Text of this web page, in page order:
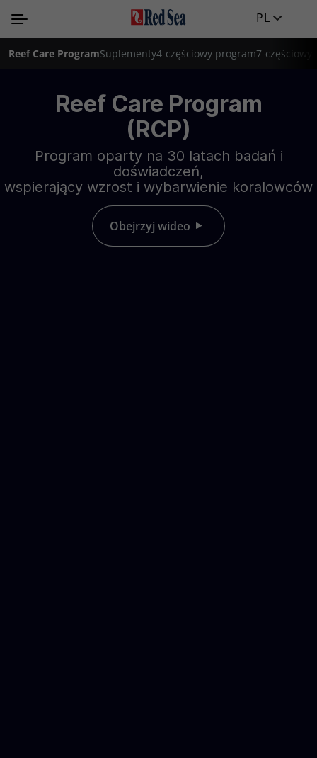
PL
Reef Care ProgramSuplementy4-częściowy program7-częściowy
Reef Care Program
(RCP)
Program oparty na 30 latach badań i
doświadczeń,
wspierający wzrost i wybarwienie koralowców
Obejrzyj wideo